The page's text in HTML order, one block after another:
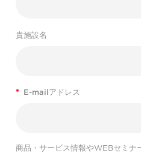
貴施設名
* E-mailアドレス
商品・サービス情報やWEBセミナ